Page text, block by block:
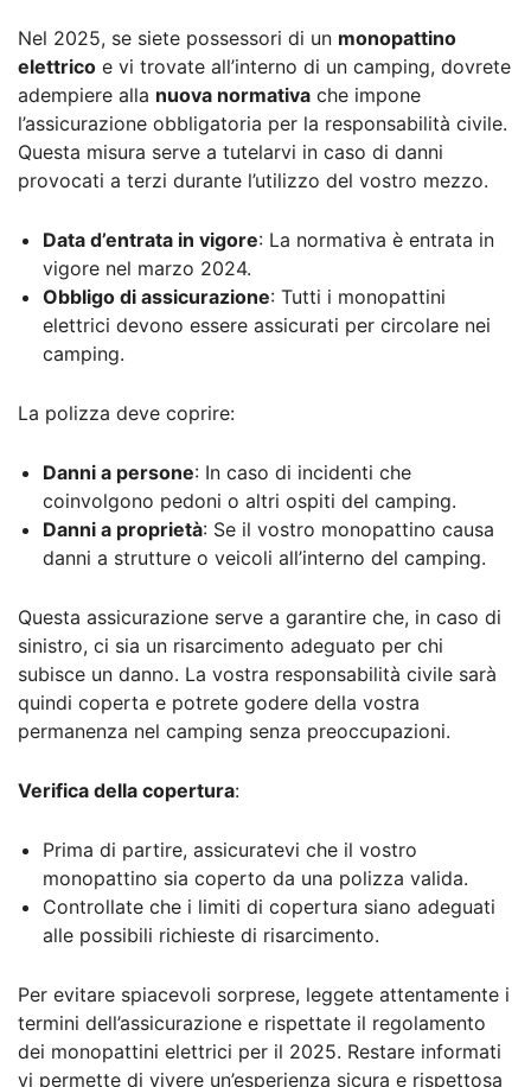
Nel 2025, se siete possessori di un monopattino
elettrico e vi trovate all’interno di un camping, dovrete
adempiere alla nuova normativa che impone
l’assicurazione obbligatoria per la responsabilità civile.
Questa misura serve a tutelarvi in caso di danni
provocati a terzi durante l’utilizzo del vostro mezzo.
Data d’entrata in vigore: La normativa è entrata in
vigore nel marzo 2024.
Obbligo di assicurazione: Tutti i monopattini
elettrici devono essere assicurati per circolare nei
camping.
La polizza deve coprire:
Danni a persone: In caso di incidenti che
coinvolgono pedoni o altri ospiti del camping.
Danni a proprietà: Se il vostro monopattino causa
danni a strutture o veicoli all’interno del camping.
Questa assicurazione serve a garantire che, in caso di
sinistro, ci sia un risarcimento adeguato per chi
subisce un danno. La vostra responsabilità civile sarà
quindi coperta e potrete godere della vostra
permanenza nel camping senza preoccupazioni.
Verifica della copertura:
Prima di partire, assicuratevi che il vostro
monopattino sia coperto da una polizza valida.
Controllate che i limiti di copertura siano adeguati
alle possibili richieste di risarcimento.
Per evitare spiacevoli sorprese, leggete attentamente i
termini dell’assicurazione e rispettate il regolamento
dei monopattini elettrici per il 2025. Restare informati
vi permette di vivere un’esperienza sicura e rispettosa